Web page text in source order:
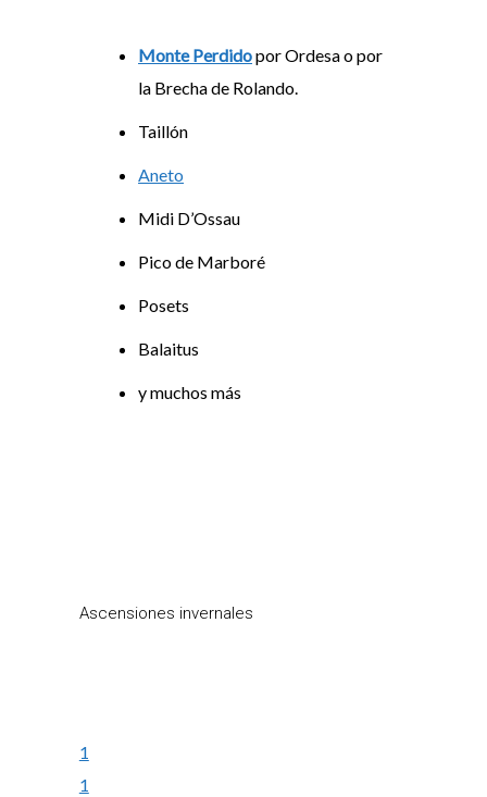
Monte Perdidopor Ordesa o por
la Brecha de Rolando.
Taillón
Aneto
Midi D’Ossau
Pico de Marboré
Posets
Balaitus
y muchos más
Ascensiones invernales
1
1